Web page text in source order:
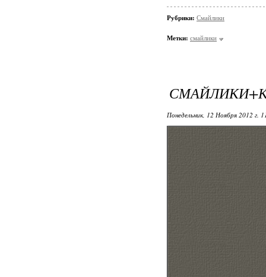
Рубрики: Смайлики
Метки: смайлики
Понедельник, 12 Ноября 2012 г.